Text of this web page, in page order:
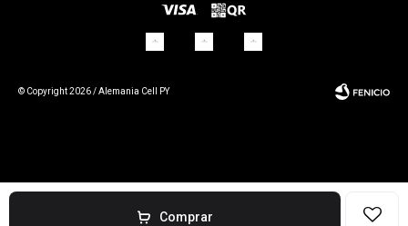
Comprar
© Copyright 2026 / Alemania Cell PY
Fenicio